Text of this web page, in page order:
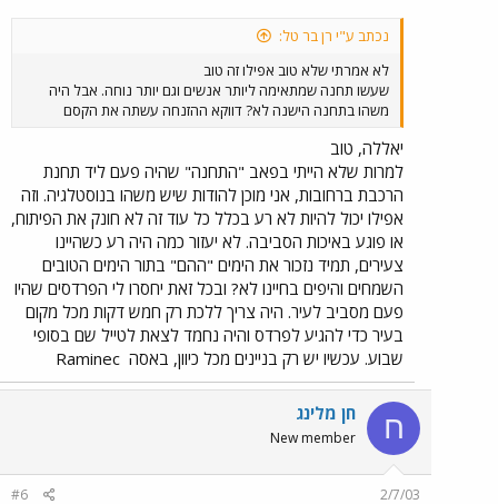
נכתב ע"י רן בר טל:
לא אמרתי שלא טוב אפילו זה טוב
שעשו תחנה שמתאימה ליותר אנשים וגם יותר נוחה. אבל היה
משהו בתחנה הישנה לא? דווקא ההזנחה עשתה את הקסם
יאללה, טוב
למרות שלא הייתי בפאב "התחנה" שהיה פעם ליד תחנת
הרכבת ברחובות, אני מוכן להודות שיש משהו בנוסטלגיה. וזה
אפילו יכול להיות לא רע בכלל כל עוד זה לא חונק את הפיתוח,
או פוגע באיכות הסביבה. לא יעזור כמה היה רע כשהיינו
צעירים, תמיד נזכור את הימים "ההם" בתור הימים הטובים
השמחים והיפים בחיינו לא? ובכל זאת יחסרו לי הפרדסים שהיו
פעם מסביב לעיר. היה צריך ללכת רק חמש דקות מכל מקום
בעיר כדי להגיע לפרדס והיה נחמד לצאת לטייל שם בסופי
שבוע. עכשיו יש רק בניינים מכל כיוון, באסה
ח חן מלינג
New member
2/7/03
#6